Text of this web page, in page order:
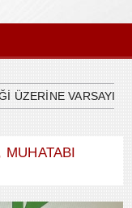
VARSAYIMLAR
MUHATABI